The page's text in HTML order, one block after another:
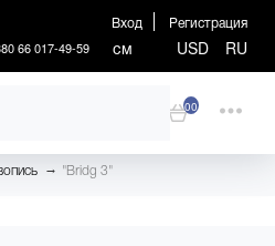
Вход Регистрация
66 017-49-59 см USD RU
00
→ "Bridg 3"